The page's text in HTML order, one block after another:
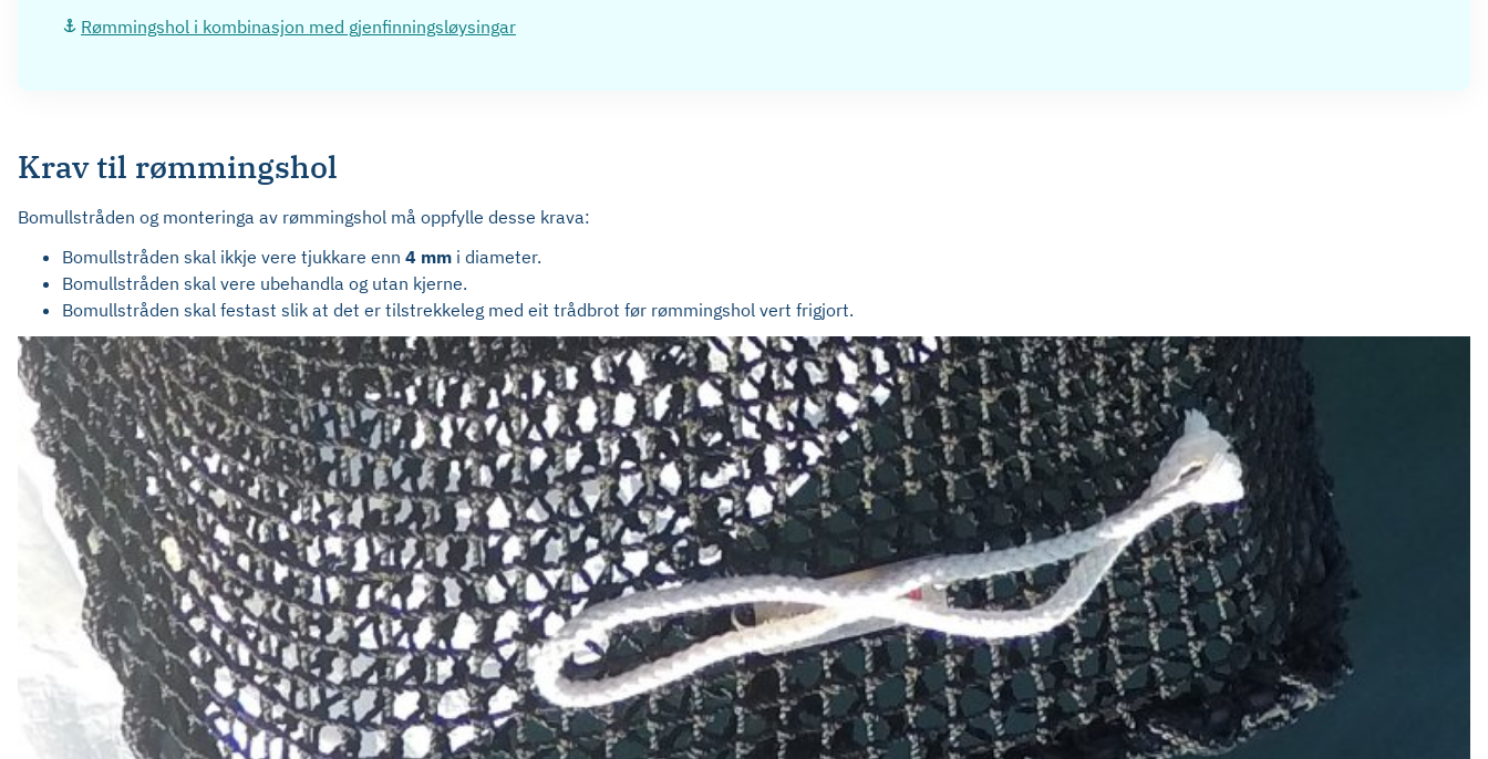
Rømmingshol i kombinasjon med gjenfinningsløysingar
Krav til rømmingshol
Bomullstråden og monteringa av rømmingshol må oppfylle desse krava:
Bomullstråden skal ikkje vere tjukkare enn 4 mm i diameter.
Bomullstråden skal vere ubehandla og utan kjerne.
Bomullstråden skal festast slik at det er tilstrekkeleg med eit trådbrot før rømmingshol vert frigjort.